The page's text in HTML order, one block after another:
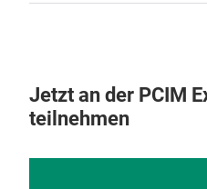
Jetzt an der PCIM
teilnehmen